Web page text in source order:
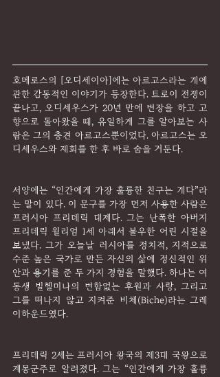
호메로스의 [오디세이아]에는 아르고스라는 개에
관한 감동적인 이야기가 등장한다. 트로이 전쟁이
끝나고, 오디세우스가 20년 만에 변장을 하고 고
향으로 돌아왔을 때, 유일하게 그를 알아보는 사
람은 그의 충견 아르고스뿐이었다. 아르고스는 오
디세우스와 재회를 한 후 바로 숨을 거둔다.
서양에는 “인간에게 가장 훌륭한 친구는 개다”라
는 말이 있다. 이 문구를 가장 먼저 사용한 사람은
프러시아 프리데릭 대제다. 그는 난폭한 아버지
프리데릭 윌리엄 1세 아래서 불우한 어린 시절을
보냈다. 그가 오늘날 러시아를 정치적, 지적으로
수준 높은 국가로 만든 자신의 삶에 정신적인 위
안과 용기를 준 두 가지 경험을 말했다. 하나는 여
동생 빌헬미나의 변함없는 후원과 사랑, 그리고
그를 떠나지 않고 지켜준 비체(Biche)라는 그레
이하운드였다.
프리데릭 2세는 프러시아 왕국의 제3대 국왕으로
계몽군주로 알려졌다. 그는 “인간에게 가장 훌륭